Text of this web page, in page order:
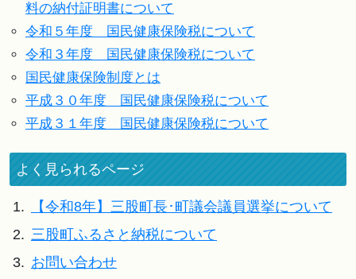
料の納付証明書について
令和５年度 国民健康保険税について
令和３年度 国民健康保険税について
国民健康保険制度とは
平成３０年度 国民健康保険税について
平成３１年度 国民健康保険税について
よく見られるページ
1.
【令和8年】三股町長･町議会議員選挙について
2. 三股町ふるさと納税について
3. お問い合わせ